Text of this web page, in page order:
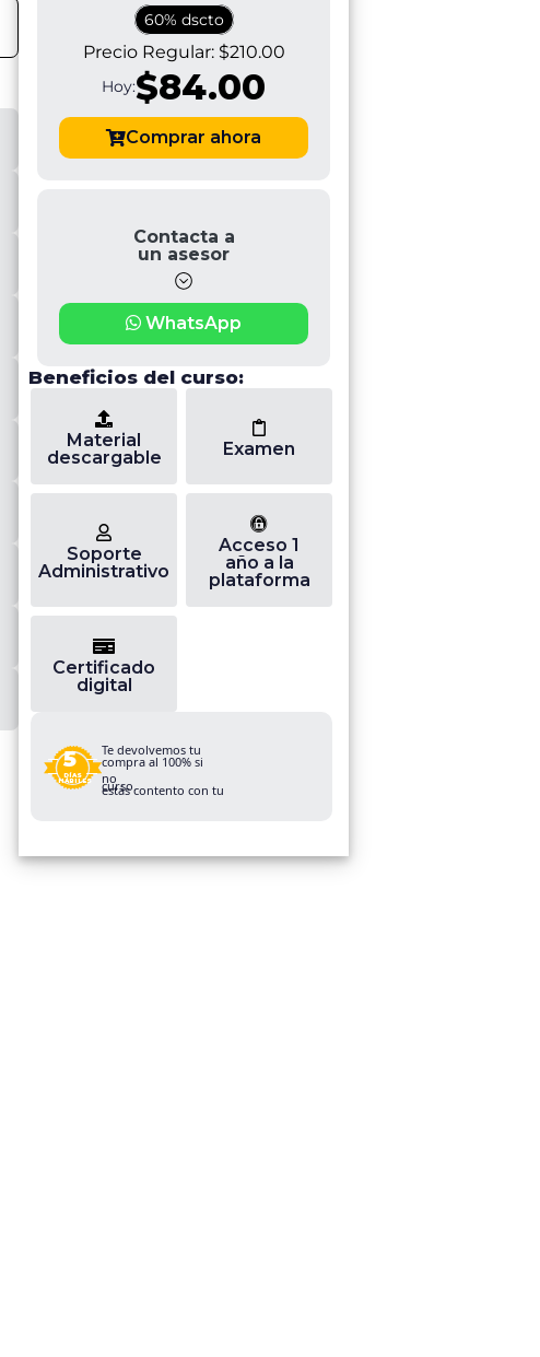
60% dscto
Precio Regular: $210.00
Hoy:$84.00
Comprar ahora
Contacta a
un asesor
WhatsApp
Beneficios del curso:
Material
descargable
Examen
Soporte
Administrativo
Acceso 1
año a la
plataforma
Certificado
digital
5
DÍAS
HÁBILES
Te devolvemos tu
compra al 100% si
no
estás contento con tu
curso.